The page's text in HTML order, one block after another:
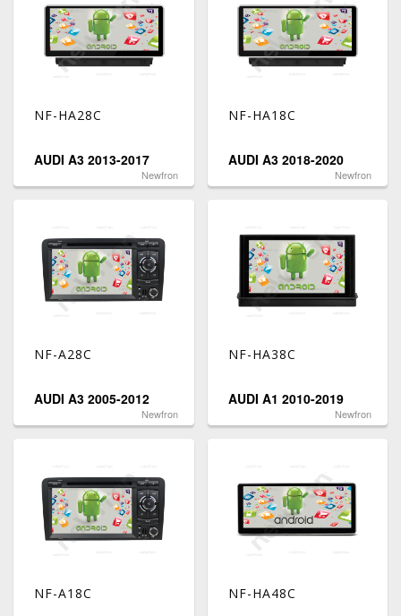
NF-HA28C
AUDI A3 2013-2017
Newfron
NF-HA18C
AUDI A3 2018-2020
Newfron
NF-A28C
AUDI A3 2005-2012
Newfron
NF-HA38C
AUDI A1 2010-2019
Newfron
NF-A18C NF-HA48C